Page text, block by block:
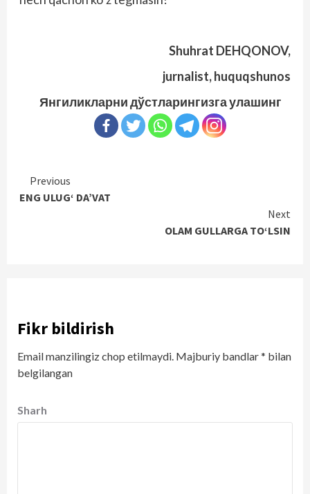
Shuhrat DEHQONOV,
jurnalist, huquqshunos
Янгиликларни дўстларингизга улашинг
Continue
Reading
Previous
ENG ULUG‘ DA’VAT
Next
OLAM GULLARGA TO‘LSIN
Fikr bildirish
Email manzilingiz chop etilmaydi. Majburiy bandlar* bilan
belgilangan
Sharh